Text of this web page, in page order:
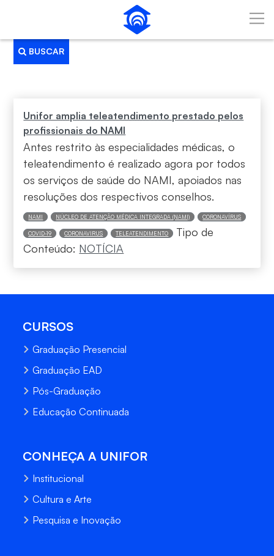
Pular para o Conteúdo principal
BUSCAR
Unifor amplia teleatendimento prestado pelos
profissionais do NAMI
Antes restrito às especialidades médicas, o
teleatendimento é realizado agora por todos
os serviços de saúde do NAMI, apoiados nas
resoluções dos respectivos conselhos.
NAMI NÚCLEO DE ATENÇÃO MÉDICA INTEGRADA (NAMI) CORONAVÍRUS
COVID-19 CORONAVIRUS TELEATENDIMENTO
Tipo de
Conteúdo: NOTÍCIA
CURSOS
Graduação Presencial
Graduação EAD
Pós-Graduação
Educação Continuada
CONHEÇA A UNIFOR
Institucional
Cultura e Arte
Pesquisa e Inovação